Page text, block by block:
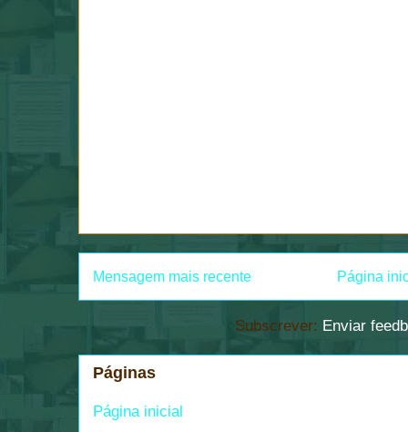
Mensagem mais recente Página
Subscrever: Enviar
Páginas
Página inicial